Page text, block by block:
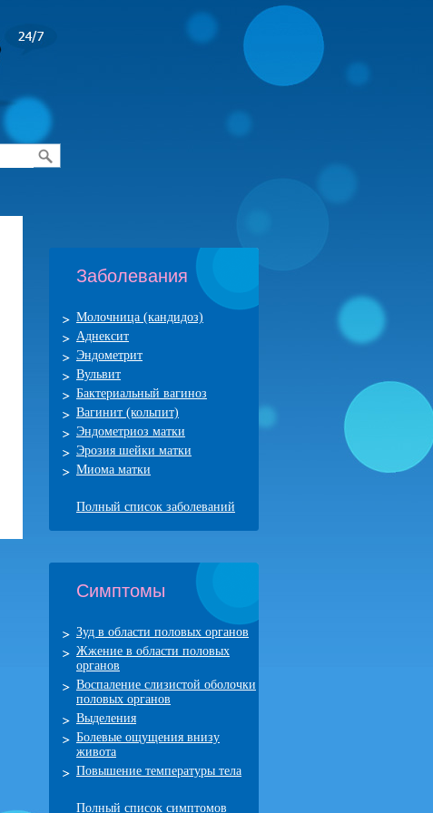
Заболевания
Молочница (кандидоз)
Аднексит
Эндометрит
Вульвит
Бактериальный вагиноз
Вагинит (кольпит)
Эндометриоз матки
Эрозия шейки матки
Миома матки
Полный список заболеваний
Симптомы
Зуд в области половых органов
Жжение в области половых
органов
Воспаление слизистой оболочки
половых органов
Выделения
Болевые ощущения внизу
живота
Повышение температуры тела
Полный список симптомов